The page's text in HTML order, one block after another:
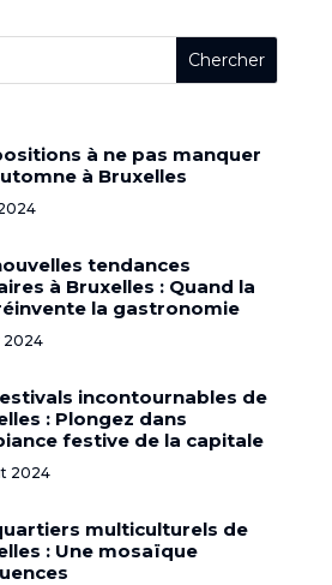
à ne pas manquer
à Bruxelles
tendances
à Bruxelles : Quand la
la gastronomie
2024
incontournables de
: Plongez dans
festive de la capitale
2024
multiculturels de
: Une mosaïque